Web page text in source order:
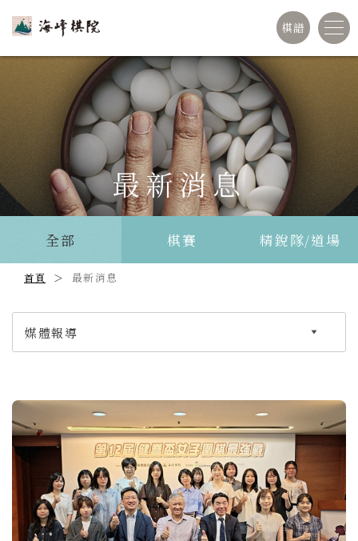
棋譜
最新消息
全部 棋賽 精銳隊/道場
首頁 最新消息
Previous